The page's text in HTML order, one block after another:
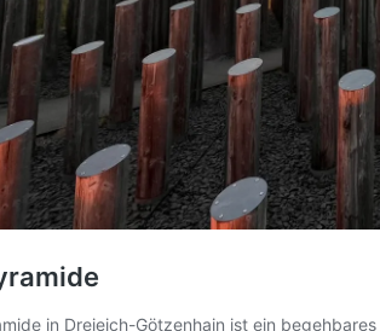
in Dreieich-Götzenhain ist ein